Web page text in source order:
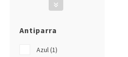
Antiparra
Azul (1)